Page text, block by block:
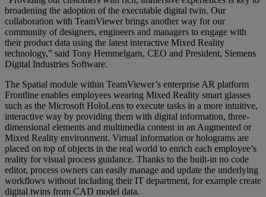
broadening the adoption of the executable digital twin. Our
collaboration with TeamViewer brings another way for our
community of designers, engineers and managers to engage with
their product data using the latest interactive Mixed Reality
technology,” said Tony Hemmelgarn, CEO and President, Siemens
Digital Industries Software.
The Spatial module within TeamViewer’s enterprise AR platform
Frontline enables employees wearing Mixed Reality smart glasses
such as the Microsoft HoloLens to execute tasks in a more intuitive,
interactive way by providing them with digital information, three-
dimensional elements and multimedia content in an Augmented or
Mixed Reality environment. Virtual information or holograms are
placed on top of objects in the real world to enrich each employee’s
reality for visual process guidance. Thanks to the built-in no code
editor, process owners can easily manage and update the underlying
workflows without including their IT department, for example create
digital twins from CAD model data.